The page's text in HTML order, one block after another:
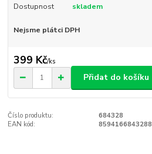
Dostupnost skladem
Nejsme plátci DPH
399 Kč/ks
Přidat do košíku
Číslo produktu:
684328
EAN kód:
8594166843288